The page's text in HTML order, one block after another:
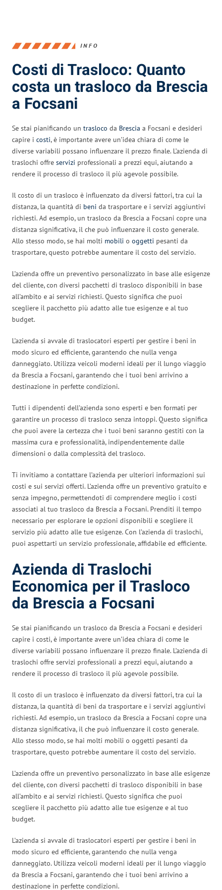
INFO
Costi di Trasloco: Quanto
costa un trasloco da Brescia
a Focsani
Se stai pianificando un trasloco da Brescia a Focsani e desideri
capire i costi, è importante avere un’idea chiara di come le
diverse variabili possano influenzare il prezzo finale. L’azienda di
traslochi offre servizi professionali a prezzi equi, aiutando a
rendere il processo di trasloco il più agevole possibile.
Il costo di un trasloco è influenzato da diversi fattori, tra cui la
distanza, la quantità di beni da trasportare e i servizi aggiuntivi
richiesti. Ad esempio, un trasloco da Brescia a Focsani copre una
distanza significativa, il che può influenzare il costo generale.
Allo stesso modo, se hai molti mobili o oggetti pesanti da
trasportare, questo potrebbe aumentare il costo del servizio.
L’azienda offre un preventivo personalizzato in base alle esigenze
del cliente, con diversi pacchetti di trasloco disponibili in base
all’ambito e ai servizi richiesti. Questo significa che puoi
scegliere il pacchetto più adatto alle tue esigenze e al tuo
budget.
L’azienda si avvale di traslocatori esperti per gestire i beni in
modo sicuro ed efficiente, garantendo che nulla venga
danneggiato. Utilizza veicoli moderni ideali per il lungo viaggio
da Brescia a Focsani, garantendo che i tuoi beni arrivino a
destinazione in perfette condizioni.
Tutti i dipendenti dell’azienda sono esperti e ben formati per
garantire un processo di trasloco senza intoppi. Questo significa
che puoi avere la certezza che i tuoi beni saranno gestiti con la
massima cura e professionalità, indipendentemente dalle
dimensioni o dalla complessità del trasloco.
Ti invitiamo a contattare l’azienda per ulteriori informazioni sui
costi e sui servizi offerti. L’azienda offre un preventivo gratuito e
senza impegno, permettendoti di comprendere meglio i costi
associati al tuo trasloco da Brescia a Focsani. Prenditi il tempo
necessario per esplorare le opzioni disponibili e scegliere il
servizio più adatto alle tue esigenze. Con l’azienda di traslochi,
puoi aspettarti un servizio professionale, affidabile ed efficiente.
Azienda di Traslochi
Economica per il Trasloco
da Brescia a Focsani
Se stai pianificando un trasloco da Brescia a Focsani e desideri
capire i costi, è importante avere un’idea chiara di come le
diverse variabili possano influenzare il prezzo finale. L’azienda di
traslochi offre servizi professionali a prezzi equi, aiutando a
rendere il processo di trasloco il più agevole possibile.
Il costo di un trasloco è influenzato da diversi fattori, tra cui la
distanza, la quantità di beni da trasportare e i servizi aggiuntivi
richiesti. Ad esempio, un trasloco da Brescia a Focsani copre una
distanza significativa, il che può influenzare il costo generale.
Allo stesso modo, se hai molti mobili o oggetti pesanti da
trasportare, questo potrebbe aumentare il costo del servizio.
L’azienda offre un preventivo personalizzato in base alle esigenze
del cliente, con diversi pacchetti di trasloco disponibili in base
all’ambito e ai servizi richiesti. Questo significa che puoi
scegliere il pacchetto più adatto alle tue esigenze e al tuo
budget.
L’azienda si avvale di traslocatori esperti per gestire i beni in
modo sicuro ed efficiente, garantendo che nulla venga
danneggiato. Utilizza veicoli moderni ideali per il lungo viaggio
da Brescia a Focsani, garantendo che i tuoi beni arrivino a
destinazione in perfette condizioni.